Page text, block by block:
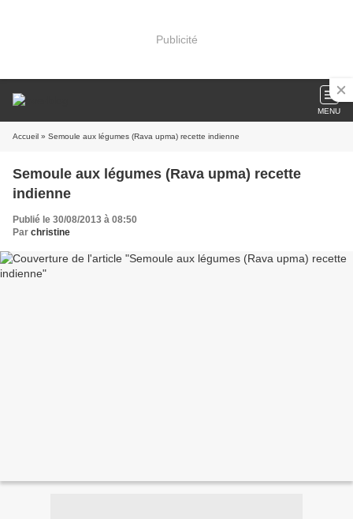
Publicité
MENU
Accueil » Semoule aux légumes (Rava upma) recette indienne
Semoule aux légumes (Rava upma) recette
indienne
Publié le 30/08/2013 à 08:50
Par christine